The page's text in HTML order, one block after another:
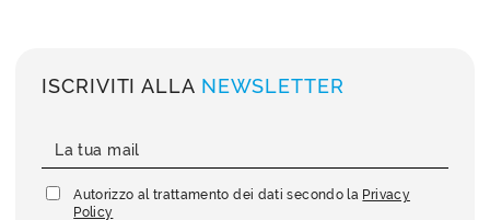
ISCRIVITI ALLA NEWSLETTER
Autorizzo al trattamento dei dati secondo la Privacy
Policy